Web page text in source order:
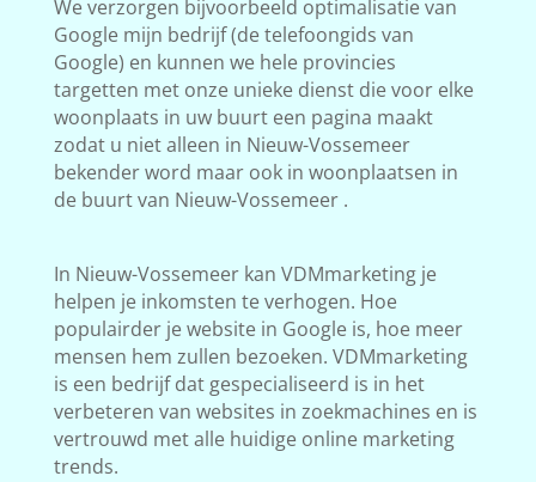
We verzorgen bijvoorbeeld optimalisatie van
Google mijn bedrijf (de telefoongids van
Google) en kunnen we hele provincies
targetten met onze unieke dienst die voor elke
woonplaats in uw buurt een pagina maakt
zodat u niet alleen in Nieuw-Vossemeer
bekender word maar ook in woonplaatsen in
de buurt van Nieuw-Vossemeer .
In Nieuw-Vossemeer kan VDMmarketing je
helpen je inkomsten te verhogen. Hoe
populairder je website in Google is, hoe meer
mensen hem zullen bezoeken. VDMmarketing
is een bedrijf dat gespecialiseerd is in het
verbeteren van websites in zoekmachines en is
vertrouwd met alle huidige online marketing
trends.